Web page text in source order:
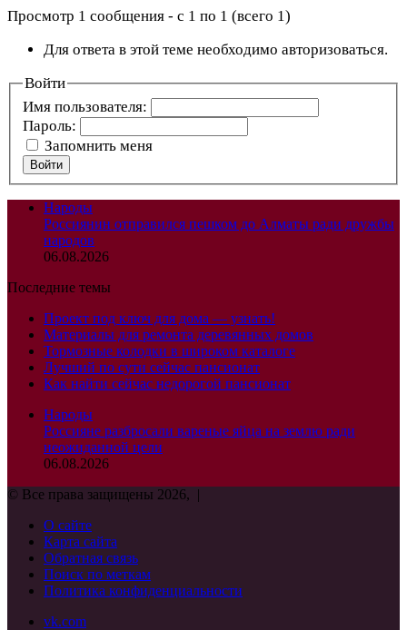
Просмотр 1 сообщения - с 1 по 1 (всего 1)
Для ответа в этой теме необходимо авторизоваться.
Войти
Имя пользователя:
Пароль:
Запомнить меня
Войти
Народы
Россиянин отправился пешком до Алматы ради дружбы
народов
06.08.2026
Последние темы
Проект под ключ для дома — узнать!
Материалы для ремонта деревянных домов
Тормозные колодки в широком каталоге
Лучший по сути сейчас пансионат
Как найти сейчас недорогой пансионат
Народы
Россияне разбросали вареные яйца на землю ради
неожиданной цели
06.08.2026
© Все права защищены 2026, |
О сайте
Карта сайта
Обратная связь
Поиск по меткам
Политика конфиденциальности
vk.com